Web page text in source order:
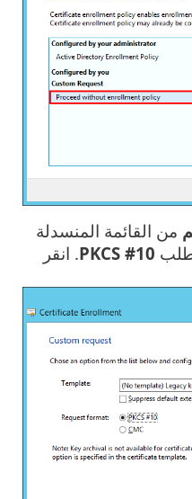
من القائمة المنسدلة
PKCS #10. انقر